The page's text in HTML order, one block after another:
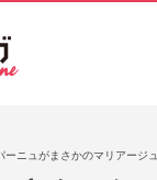
ーニュがまさかのマリアージ